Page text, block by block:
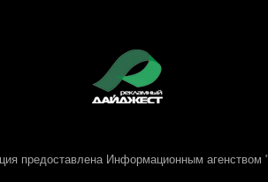
предоставлена Информационным агенством